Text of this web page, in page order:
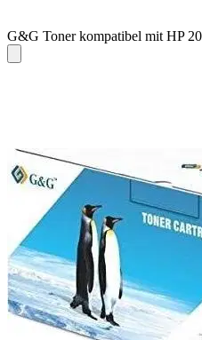
G&G Toner kompatibel mit HP